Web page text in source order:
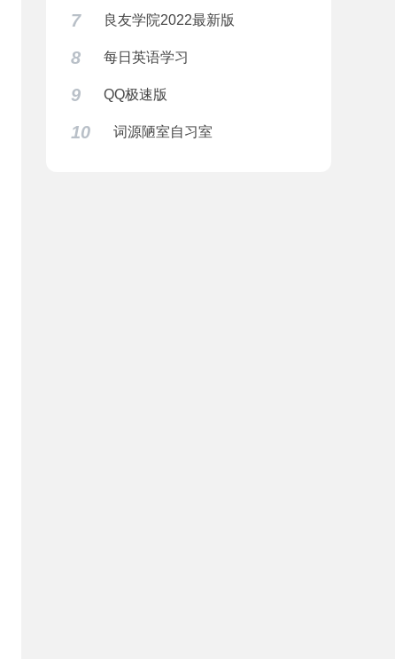
7 良友学院2022最新版
8 每日英语学习
9 QQ极速版
10 词源陋室自习室